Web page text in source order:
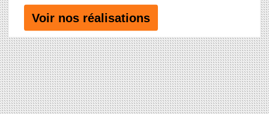
Voir nos réalisations